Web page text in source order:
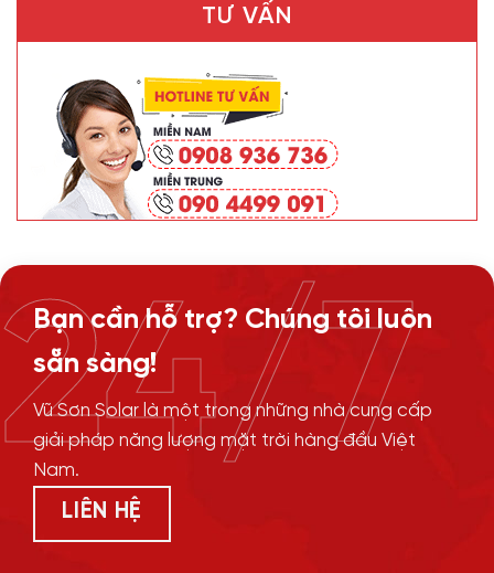
TƯ VẤN
Bạn cần hỗ trợ? Chúng tôi luôn
sẵn sàng!
Vũ Sơn Solar là một trong những nhà cung cấp
giải pháp năng lượng mặt trời hàng đầu Việt
Nam.
LIÊN HỆ
24/7